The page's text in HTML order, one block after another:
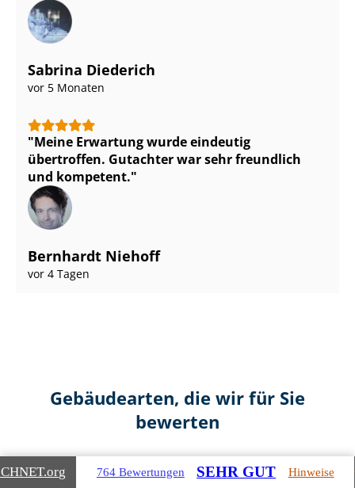
Sabrina Diederich
vor 5 Monaten
Meine Erwartung wurde eindeutig
übertroffen. Gutachter war sehr freundlich
und kompetent.
Bernhardt Niehoff
vor 4 Tagen
Gebäudearten, die wir für Sie
bewerten
.org 764 Bewertungen SEHR GUT Hinweise